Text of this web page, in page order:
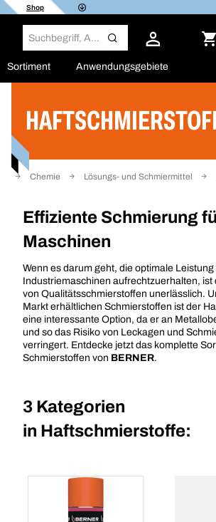
Shop
Sortiment Anwendungsgebiete
Chemie Lösungs- und Schmiermittel
Effiziente Schmierung
Maschinen
Wenn es darum geht, die optimale Leistung
Industriemaschinen aufrechtzuerhalten, ist
von Qualitätsschmierstoffen unerlässlich.
Markt erhältlichen Schmierstoffen ist der
eine interessante Option, da er an
und so das Risiko von Leckagen und
verringert. Entdecke jetzt das komplette
Schmierstoffen von BERNER.
3 Kategorien
in Haftschmierstoffe:
Filter